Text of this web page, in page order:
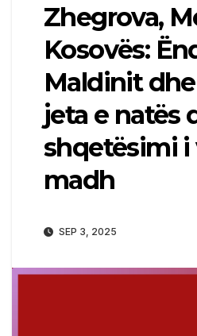
Zhegrova,
Kosovës:
Maldinit
jeta e natës
shqetësimi i
madh
SEP 3, 2025